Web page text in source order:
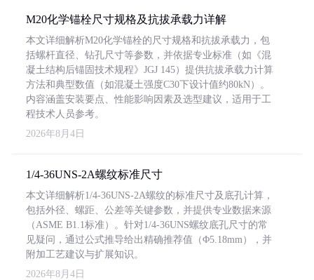
M20化学锚栓尺寸规格及抗拔承载力详解
本文详细解析M20化学锚栓的尺寸规格和抗拔承载力，包
括螺杆直径、钻孔尺寸等参数，并依据专业标准（如《混
凝土结构后锚固技术规程》JGJ 145）提供抗拔承载力计算
方法和典型数值（如混凝土强度C30下设计值约80kN）。
内容涵盖安装要点、性能影响因素及选型建议，适用于工
程技术人员参考。
2026年8月4日
1/4-36UNS-2A螺纹标准尺寸
本文详细解析1/4-36UNS-2A螺纹的标准尺寸及底孔计算，
包括外径、螺距、公差等关键参数，并提供专业数据来源
（ASME B1.1标准）。针对1/4-36UNS螺纹底孔尺寸的常
见疑问，通过公式推导给出精确推荐值（Φ5.18mm），并
附加工艺建议与扩展知识。
2026年8月4日